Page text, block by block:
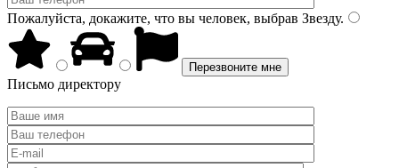
Пожалуйста, докажите, что вы человек, выбрав Звезду.
Письмо директору